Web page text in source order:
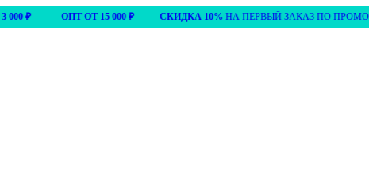
СКИДКА 10%НА ПЕРВЫЙ ЗАКАЗ ПО ПРОМО
ОПТ ОТ 15 000 ₽